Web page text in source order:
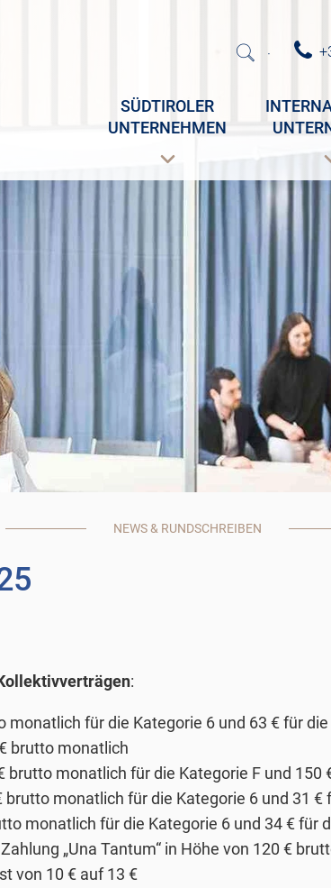
·
SÜDTIROLER
UNTERNEHMEN
NEWS & RUNDSCHREIBEN
:
monatlich für die Kategorie 6 und 63 € für
brutto monatlich
brutto monatlich für die Kategorie F und 150
monatlich für die Kategorie 6 und 31 €
monatlich für die Kategorie 6 und 34 € für
„Una Tantum“ in Höhe von 120 €
von 10 € auf 13 €